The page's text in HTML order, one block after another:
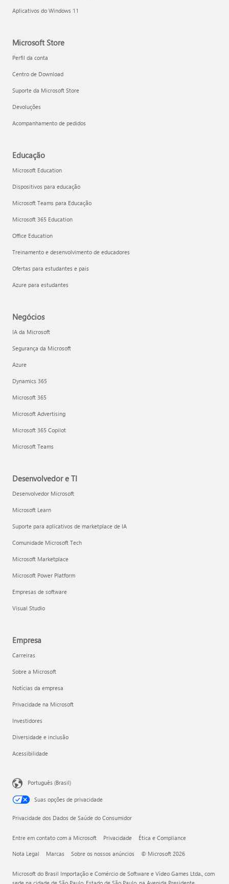
Aplicativos do Windows 11
Microsoft Store
Perfil da conta
Centro de Download
Suporte da Microsoft Store
Devoluções
Acompanhamento de pedidos
Educação
Microsoft Education
Dispositivos para educação
Microsoft Teams para Educação
Microsoft 365 Education
Office Education
Treinamento e desenvolvimento de educadores
Ofertas para estudantes e pais
Azure para estudantes
Negócios
IA da Microsoft
Segurança da Microsoft
Azure
Dynamics 365
Microsoft 365
Microsoft Advertising
Microsoft 365 Copilot
Microsoft Teams
Desenvolvedor e TI
Desenvolvedor Microsoft
Microsoft Learn
Suporte para aplicativos de marketplace de IA
Comunidade Microsoft Tech
Microsoft Marketplace
Microsoft Power Platform
Empresas de software
Visual Studio
Empresa
Carreiras
Sobre a Microsoft
Notícias da empresa
Privacidade na Microsoft
Investidores
Diversidade e inclusão
Acessibilidade
Português (Brasil)
Suas opções de privacidade
Privacidade dos Dados de Saúde do Consumidor
Entre em contato com a Microsoft Privacidade Ética e Compliance
Nota Legal Marcas Sobre os nossos anúncios © Microsoft 2026
Microsoft do Brasil Importação e Comércio de Software e Vídeo Games Ltda., com